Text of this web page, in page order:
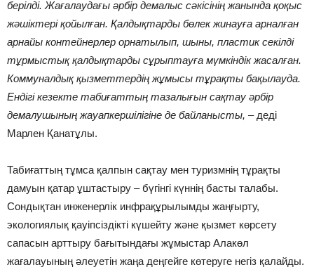
берілді. Жағалаудағы әрбір демалыс сәкісінің жанында қоқыс
жәшіктері қойылған. Қалдықтарды бөлек жинауға арналған
арнайы контейнерлер орнатылып, шыны, пластик секілді
тұрмыстық қалдықтарды сұрыптауға мүмкіндік жасалған.
Коммуналдық қызметтердің жұмысы тұрақты бақылауда.
Ендігі кезекте табиғаттың тазалығын сақтау әрбір
демалушының жауапкершілігіне де байланысты, – деді
Марлен Қанатұлы.
Табиғаттың тұмса қалпын сақтау мен туризмнің тұрақты
дамуын қатар ұштастыру – бүгінгі күннің басты талабы.
Сондықтан инженерлік инфрақұрылымды жаңғырту,
экологиялық қауіпсіздікті күшейту және қызмет көрсету
сапасын арттыру бағытындағы жұмыстар Алакөл
жағалауының әлеуетін жаңа деңгейге көтеруге негіз қалайды.